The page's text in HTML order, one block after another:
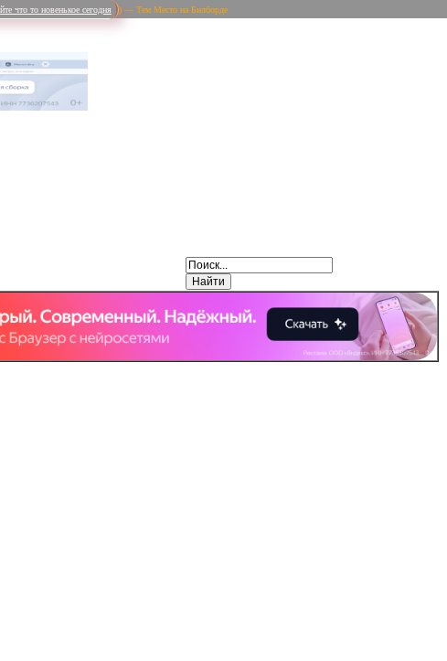
что то новенькое сегодня ) — Тем Место на Билборде
Weibo